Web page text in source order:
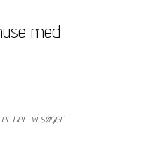
med
her, vi søger